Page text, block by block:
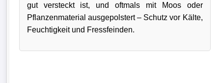
gut versteckt ist, und oftmals mit Moos oder
Pflanzenmaterial ausgepolstert – Schutz vor Kälte,
Feuchtigkeit und Fressfeinden.